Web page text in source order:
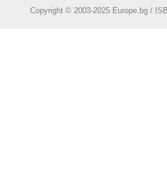
Copyright © 2003-2025 Europe.bg /